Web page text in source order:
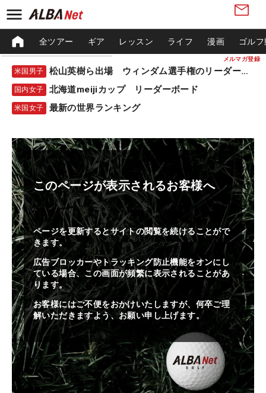
メルマガ登録
全ツアー ギア レッスン ライフ 漫画 ゴル
米国男子 松山英樹ら出場 ウィンダム選手権のリーダーボード
国内女子 北海道meijiカップ リーダーボード
米国女子 最新の世界ランキング
このページが表示されるお客様へ
ページを更新するとサイトの閲覧を続けることがで
きます。
広告ブロッカーやトラッキング防止機能をオンにし
ている場合、この画面が頻繁に表示されることがあ
ります。
お客様にはご不便をおかけいたしますが、何卒ご理
解いただきますよう、お願い申し上げます。